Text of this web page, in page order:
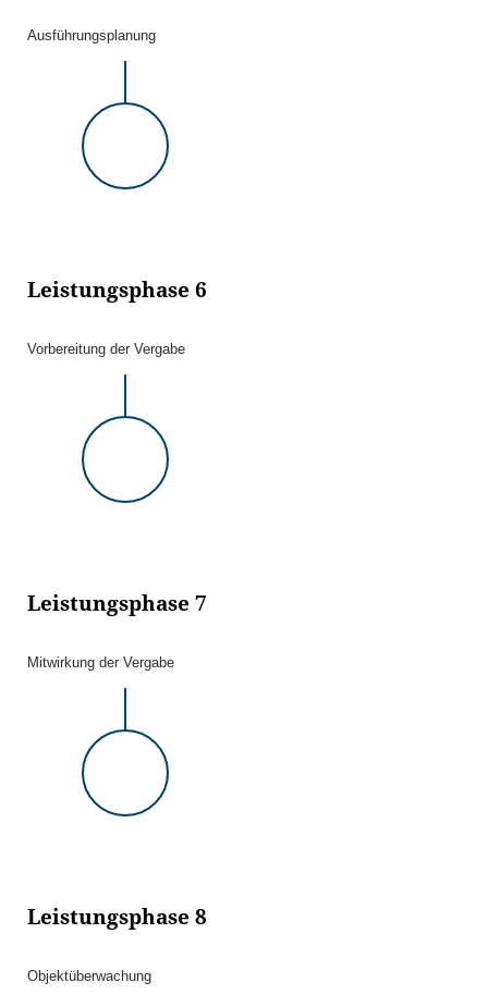
Ausführungsplanung
Leistungsphase 6
Vorbereitung der Vergabe
Leistungsphase 7
Mitwirkung der Vergabe
Leistungsphase 8
Objektüberwachung